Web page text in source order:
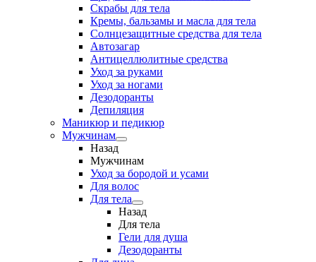
Скрабы для тела
Кремы, бальзамы и масла для тела
Солнцезащитные средства для тела
Автозагар
Антицеллюлитные средства
Уход за руками
Уход за ногами
Дезодоранты
Депиляция
Маникюр и педикюр
Мужчинам
Назад
Мужчинам
Уход за бородой и усами
Для волос
Для тела
Назад
Для тела
Гели для душа
Дезодоранты